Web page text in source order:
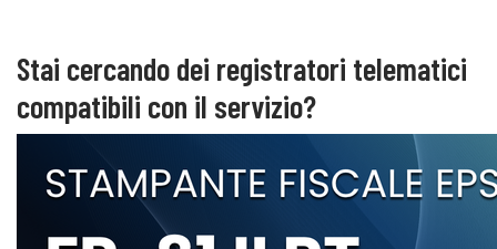
Stai cercando dei registratori telematici
compatibili con il servizio?